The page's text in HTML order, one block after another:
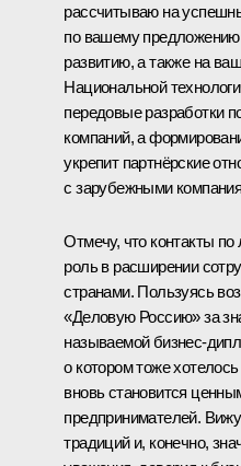
рассчитываю на
по вашему предложению
развитию, а также на
Национальной
передовые разработки
компаний, а
укрепит партнёрские
с зарубежными
Отмечу, что контакты
роль в расширении
странами. Пользуясь
«Деловую Россию» за
называемой бизнес-
о котором тоже
вновь становится
предпринимателей.
традиций и, конечно,